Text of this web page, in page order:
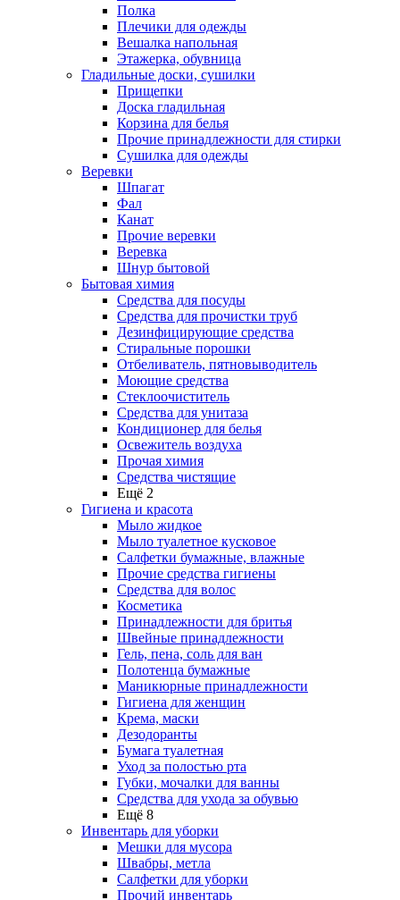
Полка
Плечики для одежды
Вешалка напольная
Этажерка, обувница
Гладильные доски, сушилки
Прищепки
Доска гладильная
Корзина для белья
Прочие принадлежности для стирки
Сушилка для одежды
Веревки
Шпагат
Фал
Канат
Прочие веревки
Веревка
Шнур бытовой
Бытовая химия
Средства для посуды
Средства для прочистки труб
Дезинфицирующие средства
Стиральные порошки
Отбеливатель, пятновыводитель
Моющие средства
Стеклоочиститель
Средства для унитаза
Кондиционер для белья
Освежитель воздуха
Прочая химия
Средства чистящие
Ещё 2
Гигиена и красота
Мыло жидкое
Мыло туалетное кусковое
Салфетки бумажные, влажные
Прочие средства гигиены
Средства для волос
Косметика
Принадлежности для бритья
Швейные принадлежности
Гель, пена, соль для ван
Полотенца бумажные
Маникюрные принадлежности
Гигиена для женщин
Крема, маски
Дезодоранты
Бумага туалетная
Уход за полостью рта
Губки, мочалки для ванны
Средства для ухода за обувью
Ещё 8
Инвентарь для уборки
Мешки для мусора
Швабры, метла
Салфетки для уборки
Прочий инвентарь